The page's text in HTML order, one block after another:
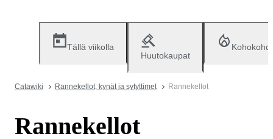
Tällä viikolla
Huutokaupat
Catawiki Rannekellot, kynät ja sytyttimet Rannekellot
Rannekellot